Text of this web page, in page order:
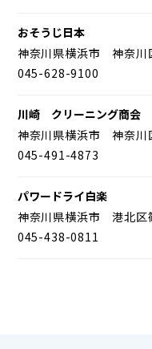
おそうじ日本
神奈川県横浜市 神奈川
045-628-9100
川崎 クリーニング商会
神奈川県横浜市 神奈川
045-491-4873
パワードライ白楽
神奈川県横浜市 港北区
045-438-0811